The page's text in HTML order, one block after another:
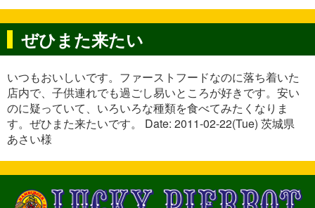
ぜひまた来たい
いつもおいしいです。ファーストフードなのに落ち着いた
店内で、子供連れでも過ごし易いところが好きです。安い
のに疑っていて、いろいろな種類を食べてみたくなりま
す。ぜひまた来たいです。 Date: 2011-02-22(Tue) 茨城県
あさい様